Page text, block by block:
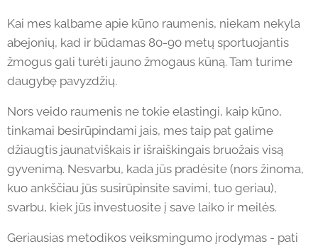
Kai mes kalbame apie kūno raumenis, niekam nekyla
abejonių, kad ir būdamas 80-90 metų sportuojantis
žmogus gali turėti jauno žmogaus kūną. Tam turime
daugybę pavyzdžių.
Nors veido raumenis ne tokie elastingi, kaip kūno,
tinkamai besirūpindami jais, mes taip pat galime
džiaugtis jaunatviškais ir išraiškingais bruožais visą
gyvenimą. Nesvarbu, kada jūs pradėsite (nors žinoma,
kuo ankščiau jūs susirūpinsite savimi, tuo geriau),
svarbu, kiek jūs investuosite į save laiko ir meilės.
Geriausias metodikos veiksmingumo įrodymas - pati